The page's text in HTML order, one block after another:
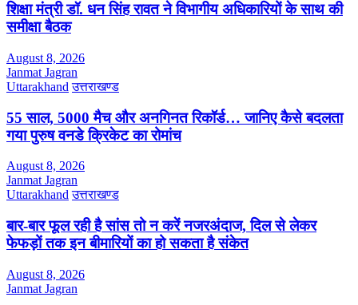
शिक्षा मंत्री डॉ. धन सिंह रावत ने विभागीय अधिकारियों के साथ की
समीक्षा बैठक
August 8, 2026
Janmat Jagran
Uttarakhand उत्तराखण्ड
55 साल, 5000 मैच और अनगिनत रिकॉर्ड… जानिए कैसे बदलता
गया पुरुष वनडे क्रिकेट का रोमांच
August 8, 2026
Janmat Jagran
Uttarakhand उत्तराखण्ड
बार-बार फूल रही है सांस तो न करें नजरअंदाज, दिल से लेकर
फेफड़ों तक इन बीमारियों का हो सकता है संकेत
August 8, 2026
Janmat Jagran